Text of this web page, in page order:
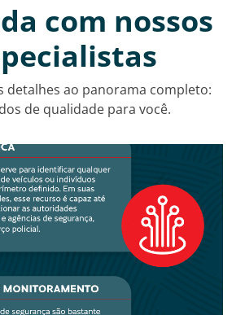
com nossos
detalhes ao panorama completo:
de qualidade para você.